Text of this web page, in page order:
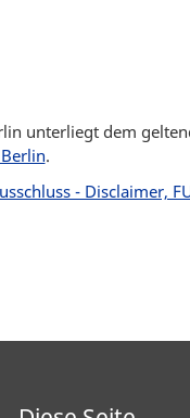
unterliegt dem
.
- Disclaimer,